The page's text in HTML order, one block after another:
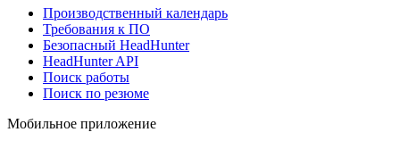
Производственный календарь
Требования к ПО
Безопасный HeadHunter
HeadHunter API
Поиск работы
Поиск по резюме
Мобильное приложение